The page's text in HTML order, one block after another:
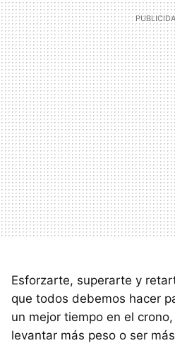
Esforzarte, superarte y
que todos debemos hacer
un mejor tiempo en el
levantar más peso o ser